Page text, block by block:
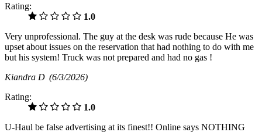
Rating:
1.0
Very unprofessional. The guy at the desk was rude because He was
upset about issues on the reservation that had nothing to do with me
but his system! Truck was not prepared and had no gas !
Kiandra D (6/3/2026)
Rating:
1.0
U-Haul be false advertising at its finest!! Online says NOTHING